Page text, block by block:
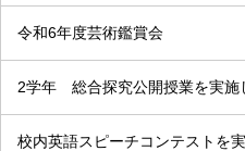
令和6年度芸術鑑賞会
2学年 総合探究公開授業を実施
校内英語スピーチコンテストを